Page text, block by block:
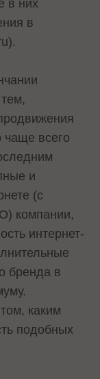
в них
в
чаще всего
и
(с
компании,
интернет-
бренда в
каким
подобных